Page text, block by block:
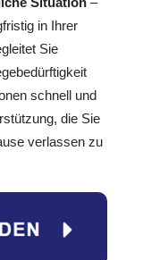
in Ihrer
Sie
schnell und
die Sie
verlassen zu